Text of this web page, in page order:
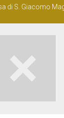
di S. Giacomo